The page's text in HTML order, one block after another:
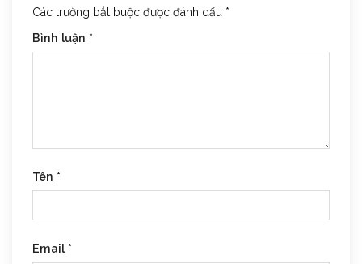
Các trường bắt buộc được đánh dấu *
Bình luận *
Tên *
Email *